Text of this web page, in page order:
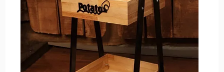
سبک است که به راحتی روی کانتر، داخل کابینت یا هر
فضای مناسب آشپزخانه قرار می‌گیرد. همچنین تمیز کردن
آن ساده است و می‌توانید با یک دستمال مرطوب یا آب و
صابون، به راحتی آن را آماده استفاده مجدد کنید.